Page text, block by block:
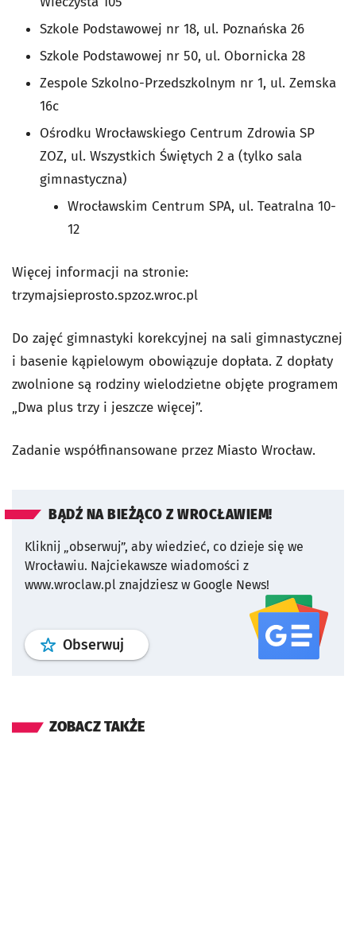
Szkole Podstawowej nr 18, ul. Poznańska 26
Szkole Podstawowej nr 50, ul. Obornicka 28
Zespole Szkolno-Przedszkolnym nr 1, ul. Zemska
16c
Ośrodku Wrocławskiego Centrum Zdrowia SP
ZOZ, ul. Wszystkich Świętych 2 a (tylko sala
gimnastyczna)
Wrocławskim Centrum SPA, ul. Teatralna 10-
12
Więcej informacji na stronie:
trzymajsieprosto.spzoz.wroc.pl
Do zajęć gimnastyki korekcyjnej na sali gimnastycznej
i basenie kąpielowym obowiązuje dopłata. Z dopłaty
zwolnione są rodziny wielodzietne objęte programem
„Dwa plus trzy i jeszcze więcej”.
Zadanie współfinansowane przez Miasto Wrocław.
BĄDŹ NA BIEŻĄCO Z WROCŁAWIEM!
Kliknij „obserwuj”, aby wiedzieć, co dzieje się we
Wrocławiu. Najciekawsze wiadomości z
www.wroclaw.pl znajdziesz w Google News!
Obserwuj profil serwisu
ZOBACZ TAKŻE